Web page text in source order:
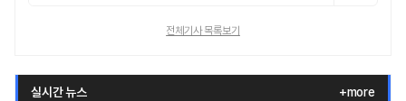
전체기사 목록보기
실시간 뉴스 +more